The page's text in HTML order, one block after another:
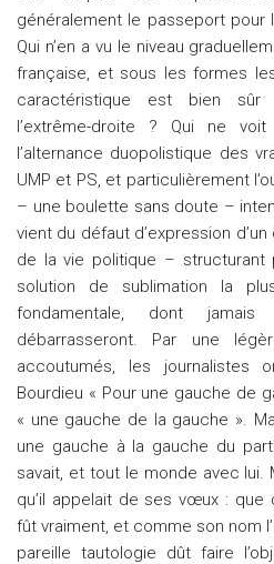
généralement le passeport pour
Qui n’en a vu le niveau
française, et sous les formes
caractéristique est bien sûr
l’extrême-droite ? Qui ne
l’alternance duopolistique des
UMP et PS, et particulièrement
– une boulette sans doute –
vient du défaut d’expression
de la vie politique – structurant
solution de sublimation la
fondamentale, dont
débarrasseront. Par une
accoutumés, les
Bourdieu « Pour une gauche de
« une gauche de la gauche ».
une gauche à la gauche du
savait, et tout le monde avec lui.
qu’il appelait de ses vœux : que
fût vraiment, et comme son nom
pareille tautologie dût faire